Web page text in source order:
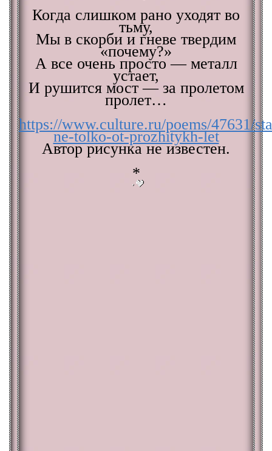
Когда слишком рано уходят во
тьму,
Мы в скорби и гневе твердим
«почему?»
А все очень просто — металл
устает,
И рушится мост — за пролетом
пролет…
https://www.culture.ru/poems/47631/
ne-tolko-ot-prozhitykh-let
Автор рисунка не известен.
*